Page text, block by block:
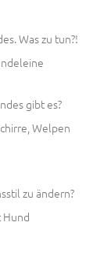
Was zu tun?!
gibt es?
Welpen
zu ändern?
Hund